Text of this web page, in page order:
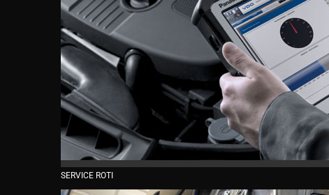
SERVICE ROTI